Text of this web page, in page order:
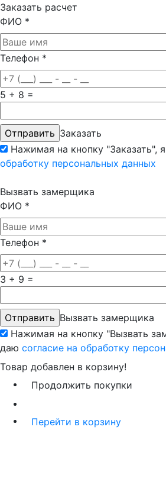
Заказать расчет
ФИО *
Телефон *
5 + 8 =
Заказать
Нажимая на кнопку "Заказать",
обработку персональных данных
Вызвать замерщика
ФИО *
Телефон *
3 + 9 =
Вызвать замерщика
Нажимая на кнопку "Вызвать
даю согласие на обработку
Товар добавлен в корзину!
Продолжить покупки
Перейти в корзину